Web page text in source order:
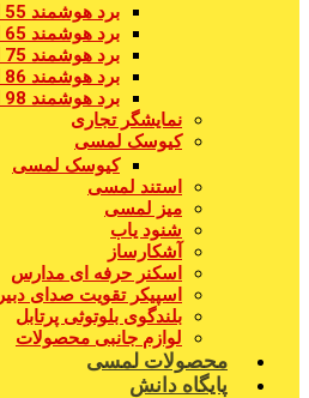
برد هوشمند 55 اینچ
برد هوشمند 65 اینچ
برد هوشمند 75 اینچ
برد هوشمند 86 اینچ
برد هوشمند 98 اینچ
نمایشگر تجاری
کیوسک لمسی
کیوسک لمسی
استند لمسی
میز لمسی
شنود یاب
آشکارساز
اسکنر حرفه ای مدارس
اسپیکر تقویت صدای دبیر
بلندگوی بلوتوثی پرتابل
لوازم جانبی محصولات
محصولات لمسی
پایگاه دانش